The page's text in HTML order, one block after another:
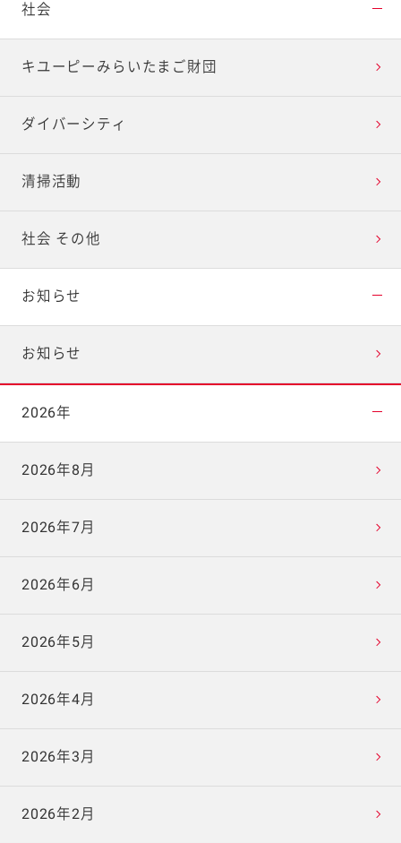
社会
キユーピーみらいたまご財団
ダイバーシティ
清掃活動
社会 その他
お知らせ
お知らせ
2026年
2026年8月
2026年7月
2026年6月
2026年5月
2026年4月
2026年3月
2026年2月